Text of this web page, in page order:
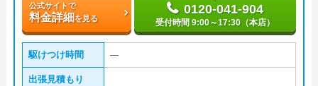
公式サイトで
料金詳細を見る
0120-041-904
受付時間 9:00～17:30（本店）
駆けつけ時間 ―
出張見積もり